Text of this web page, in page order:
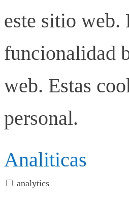
este sitio web.
funcionalidad
web. Estas
personal.
Analiticas
analytics